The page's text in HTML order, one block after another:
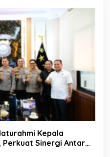
Kepala
Perkuat Sinergi Antar